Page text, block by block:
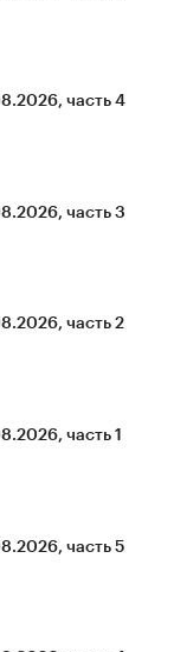
часть 4
часть 3
часть 2
часть 1
часть 5